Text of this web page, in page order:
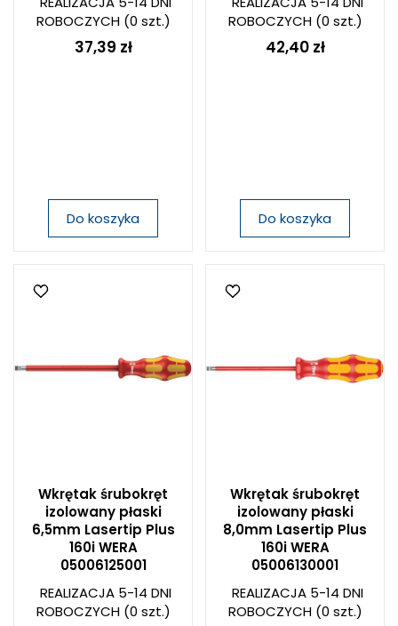
ROBOCZYCH(0 szt.)
37,39 zł
Do koszyka
ROBOCZYCH(0 szt.)
42,40 zł
Do koszyka
Wkrętak śrubokręt
izolowany płaski
6,5mm Lasertip Plus
160i WERA
05006125001
REALIZACJA 5-14 DNI
ROBOCZYCH(0 szt.)
Wkrętak śrubokręt
izolowany płaski
8,0mm Lasertip Plus
160i WERA
05006130001
REALIZACJA 5-14 DNI
ROBOCZYCH(0 szt.)